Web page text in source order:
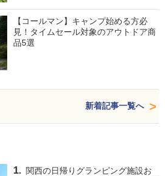
【コールマン】キャンプ始める方必
見！タイムセール対象のアウトドア商
品5選
新着記事一覧へ
関西の日帰りグランピング施設お